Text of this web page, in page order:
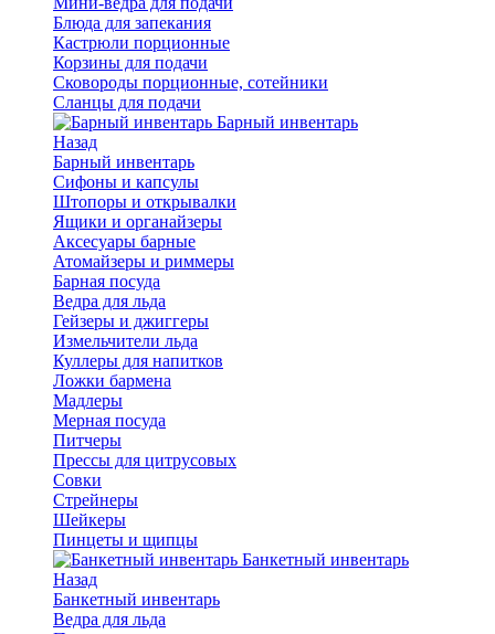
Блюда для запекания
Кастрюли порционные
Корзины для подачи
Сковороды порционные, сотейники
Сланцы для подачи
Барный инвентарь
Назад
Барный инвентарь
Сифоны и капсулы
Штопоры и открывалки
Ящики и органайзеры
Аксесуары барные
Атомайзеры и риммеры
Барная посуда
Ведра для льда
Гейзеры и джиггеры
Измельчители льда
Куллеры для напитков
Ложки бармена
Мадлеры
Мерная посуда
Питчеры
Прессы для цитрусовых
Совки
Стрейнеры
Шейкеры
Пинцеты и щипцы
Банкетный инвентарь
Назад
Банкетный инвентарь
Ведра для льда